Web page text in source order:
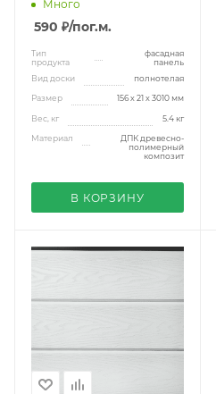
Много
590 ₽/пог.м.
Тип
продукта
фасадная
панель
Вид доски
полнотелая
Размер 156 х 21 x 3010 мм
Вес, кг 5.4 кг
Материал
ДПК древесно-
полимерный
композит
В КОРЗИНУ